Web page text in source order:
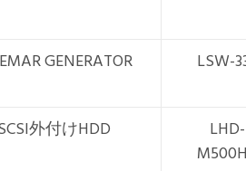
GENERATOR LSW-
外付けHDD
LHD-